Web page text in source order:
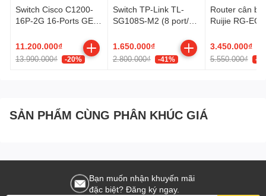
Switch Cisco C1200-
16P-2G 16-Ports GE
Uplink
11.200.000₫
13.990.000₫ -20%
Switch TP-Link TL-
SG108S-M2 (8 port/
1.650.000₫
2.800.000₫ -41%
Router cân
Ruijie RG-
3.450.000₫
5.550.000₫ -
SẢN PHẨM CÙNG PHÂN KHÚC GIÁ
Bạn muốn nhận khuyến mãi
đặc biệt? Đăng ký ngay.